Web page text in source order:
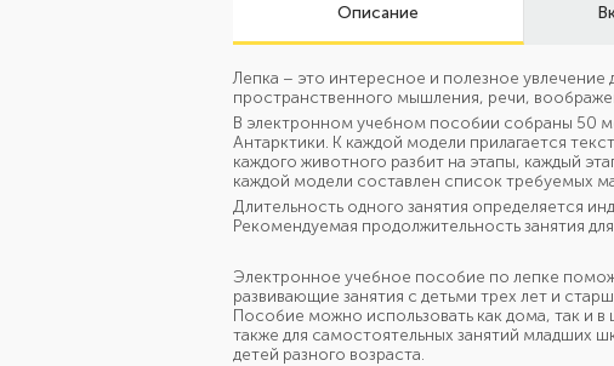
Описание
Лепка – это интересное и полезное
пространственного мышления, речи,
В электронном учебном пособии собраны 50
Антарктики. К каждой модели прилагается
каждого животного разбит на этапы, каждый
каждой модели составлен список требуемых
Длительность одного занятия определяется
Рекомендуемая продолжительность занятия
Электронное учебное пособие по лепке
развивающие занятия с детьми трех лет и
Пособие можно использовать как дома, так и
также для самостоятельных занятий младших
детей разного возраста.